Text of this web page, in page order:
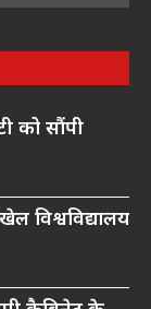
को सौंपी
विश्वविद्यालय